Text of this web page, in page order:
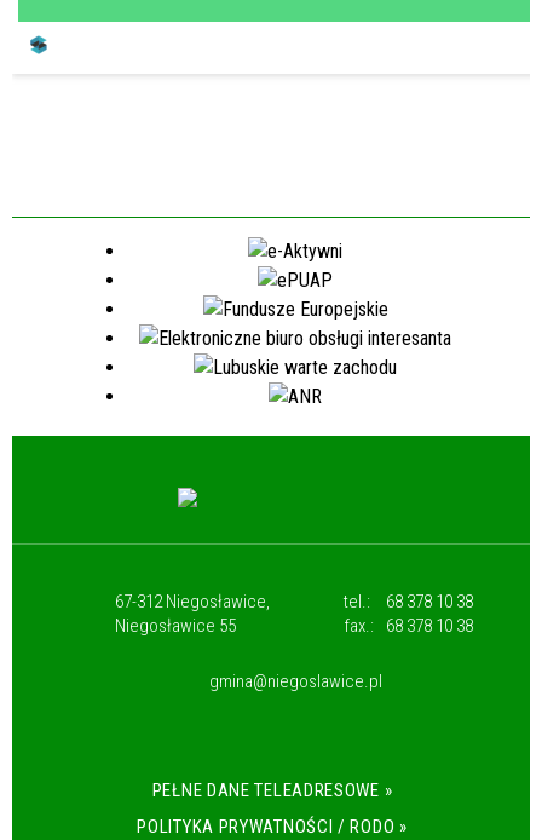
67-312 Niegosławice,
Niegosławice 55
tel.:
68 378 10 38
fax.:
68 378 10 38
gmina@niegoslawice.pl
PEŁNE DANE TELEADRESOWE »
POLITYKA PRYWATNOŚCI / RODO »